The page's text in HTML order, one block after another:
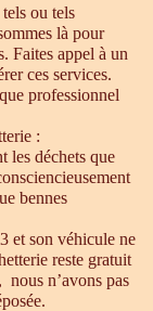
ou tels
là pour
Faites appel à un
ces services.
professionnel
:
les déchets que
bennes
et son véhicule ne
reste gratuit
n’avons pas